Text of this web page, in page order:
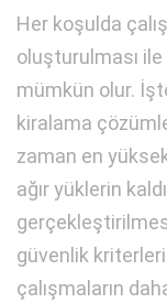
Her koşulda
oluşturulması
mümkün olur.
kiralama
zaman en
ağır yüklerin
güvenlik
çalışmaların